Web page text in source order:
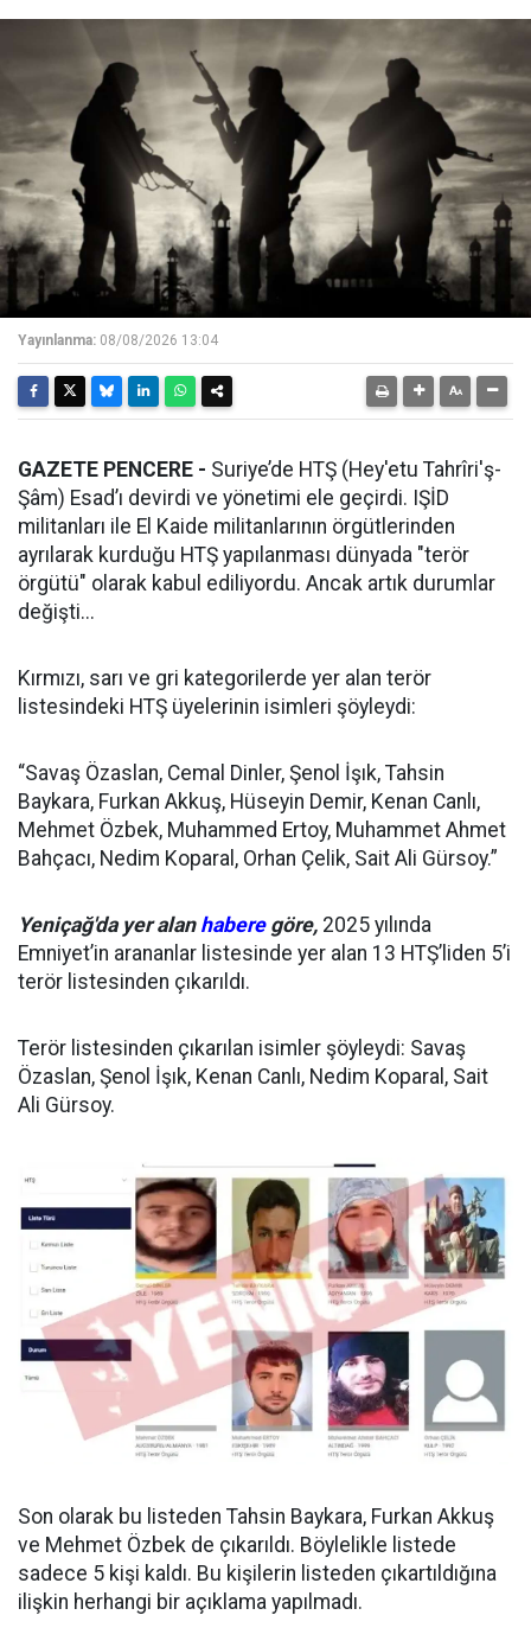
Yayınlanma: 08/08/2026 13:04
GAZETE PENCERE - Suriye’de HTŞ (Hey'etu Tahrîri'ş-
Şâm) Esad’ı devirdi ve yönetimi ele geçirdi. IŞİD
militanları ile El Kaide militanlarının örgütlerinden
ayrılarak kurduğu HTŞ yapılanması dünyada "terör
örgütü" olarak kabul ediliyordu. Ancak artık durumlar
değişti...
Kırmızı, sarı ve gri kategorilerde yer alan terör
listesindeki HTŞ üyelerinin isimleri şöyleydi:
“Savaş Özaslan, Cemal Dinler, Şenol İşık, Tahsin
Baykara, Furkan Akkuş, Hüseyin Demir, Kenan Canlı,
Mehmet Özbek, Muhammed Ertoy, Muhammet Ahmet
Bahçacı, Nedim Koparal, Orhan Çelik, Sait Ali Gürsoy.”
Yeniçağ'da yer alan haberegöre, 2025 yılında
Emniyet’in arananlar listesinde yer alan 13 HTŞ’liden 5’i
terör listesinden çıkarıldı.
Terör listesinden çıkarılan isimler şöyleydi: Savaş
Özaslan, Şenol İşık, Kenan Canlı, Nedim Koparal, Sait
Ali Gürsoy.
Son olarak bu listeden Tahsin Baykara, Furkan Akkuş
ve Mehmet Özbek de çıkarıldı. Böylelikle listede
sadece 5 kişi kaldı. Bu kişilerin listeden çıkartıldığına
ilişkin herhangi bir açıklama yapılmadı.